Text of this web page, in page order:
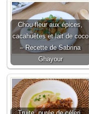
Chou-fleur aux épices,
cacahuètes et lait de coco
– Recette de Sabrina
Ghayour